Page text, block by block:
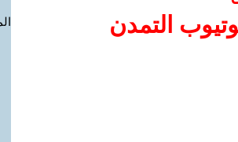
التمدن